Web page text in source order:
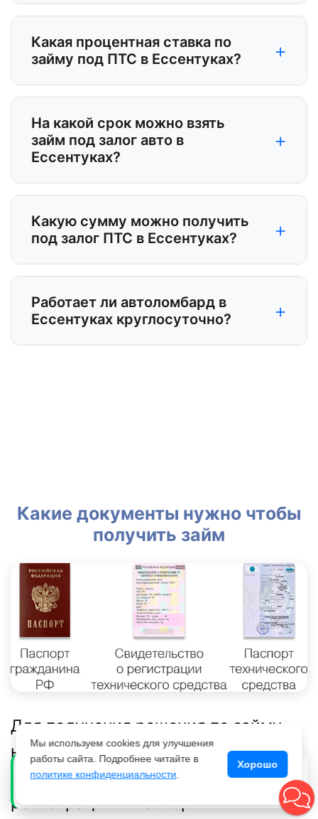
Какая процентная ставка по
займу под ПТС в Ессентуках?
+
На какой срок можно взять
займ под залог авто в
Ессентуках?
+
Какую сумму можно получить
под залог ПТС в Ессентуках?
+
Работает ли автоломбард в
Ессентуках круглосуточно?
+
Какие документы нужно чтобы
получить займ
Для получения решения по займу
необходимы всего 3 документа:
Паспорт + свидетельство о
регистрации + паспорт
А
Алексей М. из Москва
Мы используем cookies для улучшения
работы сайта. Подробнее читайте в
политике конфиденциальности
Хорошо